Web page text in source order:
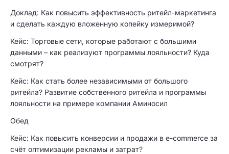
Доклад: Как повысить эффективность ритейл-маркетинга
и сделать каждую вложенную копейку измеримой?
Кейс: Торговые сети, которые работают с большими
данными – как реализуют программы лояльности? Куда
смотрят?
Кейс: Как стать более независимыми от большого
ритейла? Развитие собственного ритейла и программы
лояльности на примере компании Аминосил
Обед
Кейс: Как повысить конверсии и продажи в e-commerce за
счёт оптимизации рекламы и затрат?